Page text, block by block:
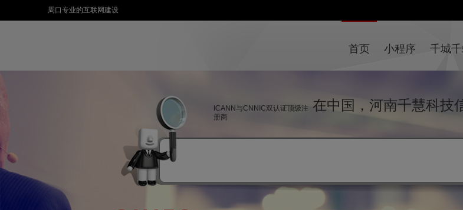
周口专业的互联网建设
首页 小程序 千城
ICANN与CNNIC双认证顶级注
册商
在中国，河南千慧科技